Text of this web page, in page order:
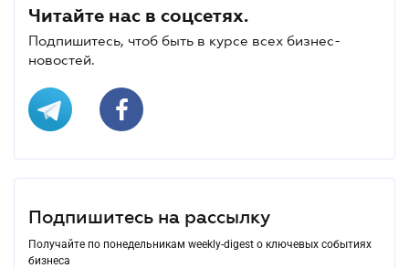
Читайте нас в соцсетях.
Подпишитесь, чтоб быть в курсе всех бизнес-
новостей.
Подпишитесь на рассылку
Получайте по понедельникам weekly-digest о ключевых событиях
бизнеса